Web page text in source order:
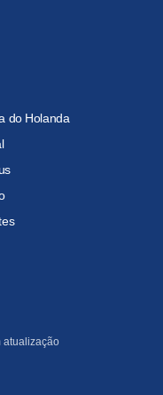
do Holanda
atualização